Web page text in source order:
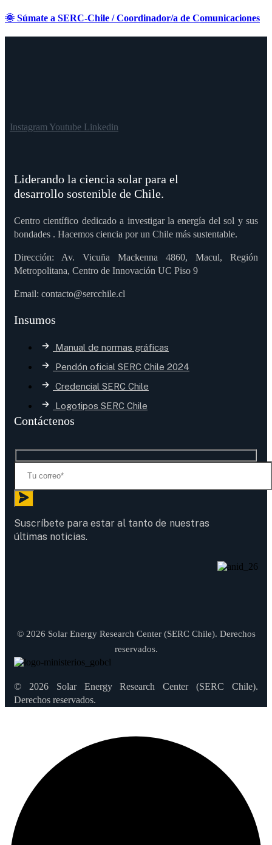
🌞 Súmate a SERC-Chile / Coordinador/a de Comunicaciones
InstagramYoutube Linkedin
Liderando la ciencia solar para el
desarrollo sostenible de Chile.
Centro científico dedicado a investigar la energía del sol y sus
bondades . Hacemos ciencia por un Chile más sustentable.
Dirección: Av. Vicuña Mackenna 4860, Macul, Región
Metropolitana, Centro de Innovación UC Piso 9
Email: contacto@sercchile.cl
Insumos
Manual de normas gráficas
Pendón oficial SERC Chile 2024
Credencial SERC Chile
Logotipos SERC Chile
Contáctenos
Suscríbete para estar al tanto de nuestras
últimas noticias.
© 2026 Solar Energy Research Center (SERC Chile). Derechos
reservados.
© 2026 Solar Energy Research Center (SERC Chile).
Derechos reservados.